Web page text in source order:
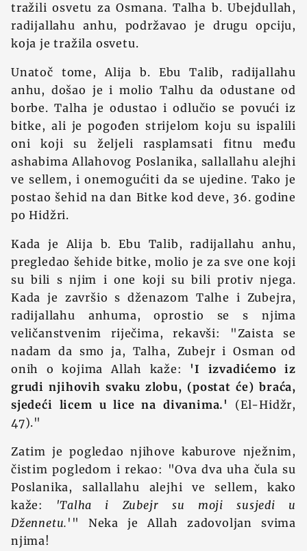
tražili osvetu za Osmana. Talha b. Ubejdullah,
radijallahu anhu, podržavao je drugu opciju,
koja je tražila osvetu.
Unatoč tome, Alija b. Ebu Talib, radijallahu
anhu, došao je i molio Talhu da odustane od
borbe. Talha je odustao i odlučio se povući iz
bitke, ali je pogođen strijelom koju su ispalili
oni koji su željeli rasplamsati fitnu među
ashabima Allahovog Poslanika, sallallahu alejhi
ve sellem, i onemogućiti da se ujedine. Tako je
postao šehid na dan Bitke kod deve, 36. godine
po Hidžri.
Kada je Alija b. Ebu Talib, radijallahu anhu,
pregledao šehide bitke, molio je za sve one koji
su bili s njim i one koji su bili protiv njega.
Kada je završio s dženazom Talhe i Zubejra,
radijallahu anhuma, oprostio se s njima
veličanstvenim riječima, rekavši: "Zaista se
nadam da smo ja, Talha, Zubejr i Osman od
onih o kojima Allah kaže: 'I izvadićemo iz
grudi njihovih svaku zlobu, (postat će) braća,
sjedeći licem u lice na divanima.'
(El-Hidžr,
47)."
Zatim je pogledao njihove kaburove nježnim,
čistim pogledom i rekao: "Ova dva uha čula su
Poslanika, sallallahu alejhi ve sellem, kako
kaže: 'Talha i Zubejr su moji susjedi u
Džennetu. '" Neka je Allah zadovoljan svima
njima!